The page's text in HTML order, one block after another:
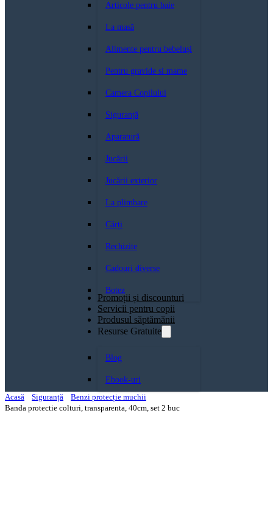
Articole pentru baie
La masă
Alimente pentru bebeluși
Pentru gravide si mame
Camera Copilului
Siguranță
Aparatură
Jucării
Jucării exterior
La plimbare
Cărți
Rechizite
Cadouri diverse
Botez
Promoții și discounturi
Servicii pentru copii
Produsul săptămănii
Resurse Gratuite
Blog
Ebook-uri
Acasă
Siguranță
Benzi protecție muchii
Banda protectie colturi, transparenta, 40cm, set 2 buc